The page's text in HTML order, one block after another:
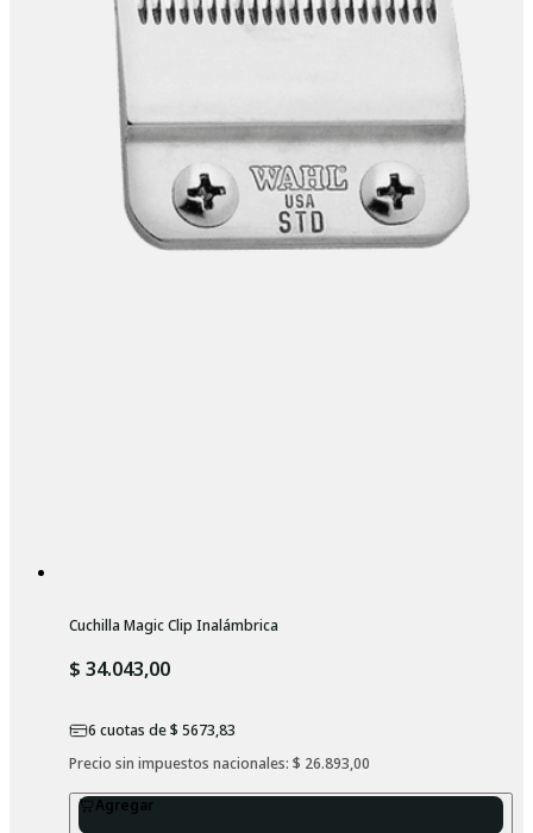
Cuchilla Magic Clip Inalámbrica
$ 34.043,00
6 cuotas de$ 5673,83
Precio sin impuestos nacionales: $ 26.893,00
Agregar